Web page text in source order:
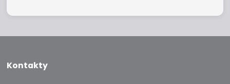
Kontakty